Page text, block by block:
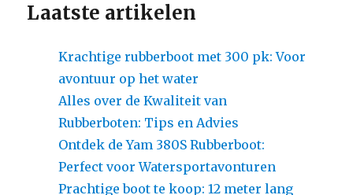
Laatste artikelen
Krachtige rubberboot met 300 pk: Voor
avontuur op het water
Alles over de Kwaliteit van
Rubberboten: Tips en Advies
Ontdek de Yam 380S Rubberboot:
Perfect voor Watersportavonturen
Prachtige boot te koop: 12 meter lang